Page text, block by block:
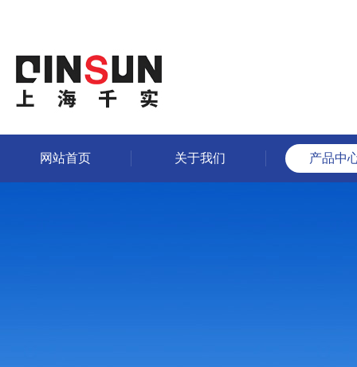
网站首页 关于我们 产品中